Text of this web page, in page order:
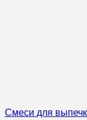
Смеси для